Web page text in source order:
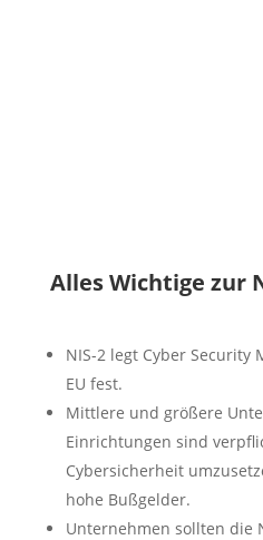
Alles Wichtige zur
NIS-2 legt Cyber
EU fest.
Mittlere und größere
Einrichtungen sind
Cybersicherheit
hohe Bußgelder.
Unternehmen sollten die